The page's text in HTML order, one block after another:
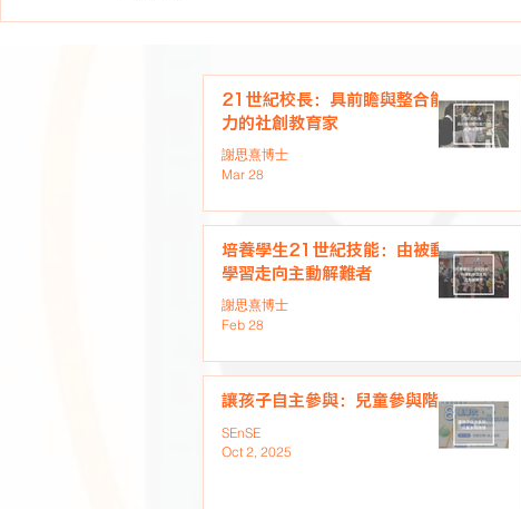
21世紀校長：具前瞻與整合能
力的社創教育家
謝思熹博士
Mar 28
培養學生21世紀技能：由被動
學習走向主動解難者
謝思熹博士
Feb 28
讓孩子自主參與：兒童參與階梯
SEnSE
Oct 2, 2025